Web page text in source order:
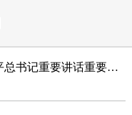
市委常委会召开会议 传达学习习近平总书记重要讲话重要指示精神及中央有关会议精神 研究我市贯彻落实工作 霍步刚主持并讲话